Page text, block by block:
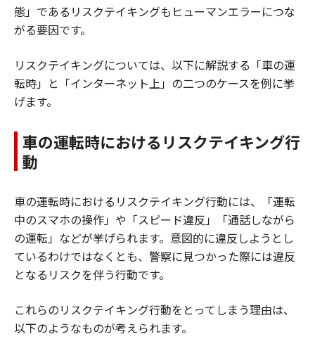
態」であるリスクテイキングもヒューマンエラーにつな
がる要因です。
リスクテイキングについては、以下に解説する「車の運
転時」と「インターネット上」の二つのケースを例に挙
げます。
車の運転時におけるリスクテイキング行
動
車の運転時におけるリスクテイキング行動には、「運転
中のスマホの操作」や「スピード違反」「通話しながら
の運転」などが挙げられます。意図的に違反しようとし
ているわけではなくとも、警察に見つかった際には違反
となるリスクを伴う行動です。
これらのリスクテイキング行動をとってしまう理由は、
以下のようなものが考えられます。